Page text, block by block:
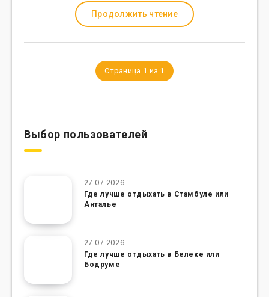
Продолжить чтение
Страница 1 из 1
Выбор пользователей
27.07.2026
Где лучше отдыхать в Стамбуле или
Анталье
27.07.2026
Где лучше отдыхать в Белеке или
Бодруме